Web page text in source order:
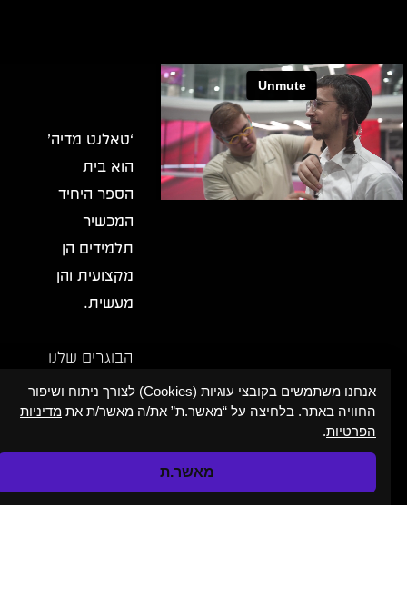
‘טאלנט מדיה’
הוא בית
הספר היחיד
המכשיר
תלמידים הן
מקצועית והן
מעשית.
הבוגרים שלנו
משתלבים
בתעשייה
יוצרים תוכן,
אנחנו משתמשים בקובצי עוגיות (Cookies) לצורך ניתוח ושיפור
החוויה באתר. בלחיצה על “מאשר.ת” את/ה מאשר/ת אתמדיניות
הפרטיות.
מאשר.ת